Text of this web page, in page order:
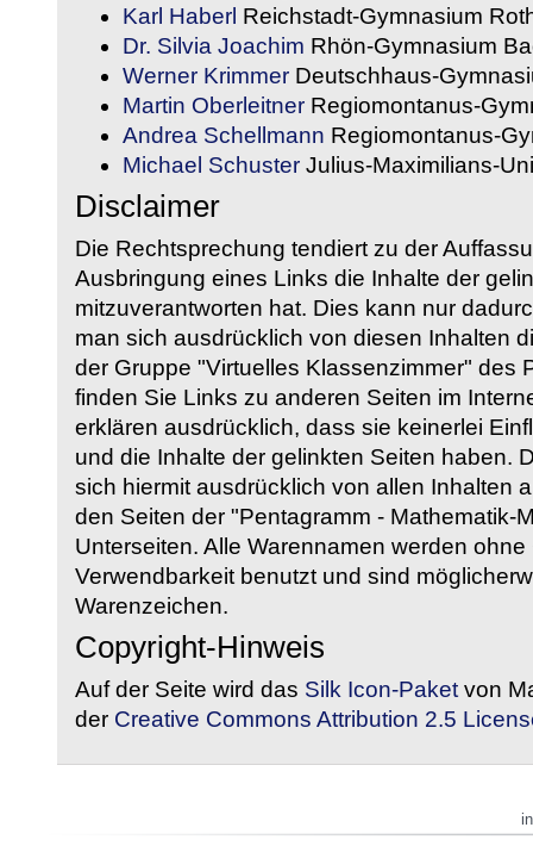
Karl Haberl Reichstadt-Gymnasium
Dr. Silvia Joachim Rhön-Gymnasium
Werner Krimmer Deutschhaus-
Martin Oberleitner Regiomontanus-
Andrea Schellmann Regiomontanus-
Michael Schuster Julius-Maximilians-
Disclaimer
Die Rechtsprechung tendiert zu der
Ausbringung eines Links die Inhalte der
mitzuverantworten hat. Dies kann nur
man sich ausdrücklich von diesen Inhalten
der Gruppe "Virtuelles Klassenzimmer" des
finden Sie Links zu anderen Seiten im
erklären ausdrücklich, dass sie keinerlei
und die Inhalte der gelinkten Seiten haben.
sich hiermit ausdrücklich von allen Inhalten
den Seiten der "Pentagramm - Mathematik-
Unterseiten. Alle Warennamen werden
Verwendbarkeit benutzt und sind
Warenzeichen.
Copyright-Hinweis
Auf der Seite wird das Silk Icon-Paket von
der Creative Commons Attribution 2.5